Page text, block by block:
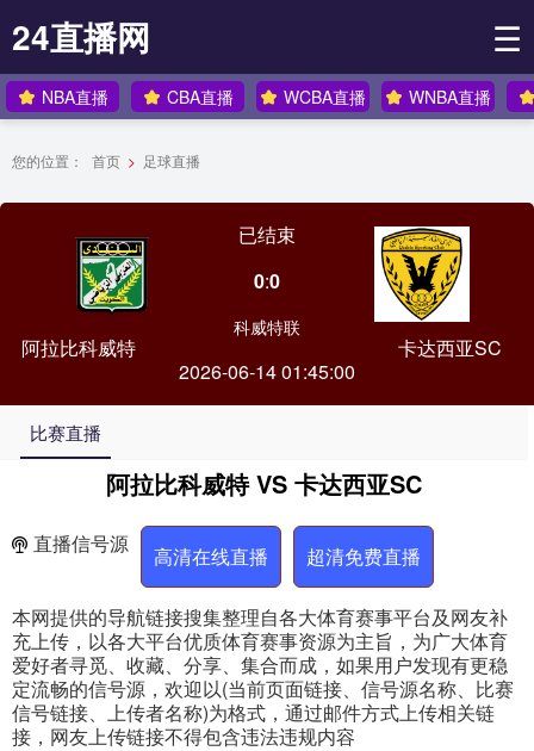
24直播网 ☰
NBA直播 CBA直播 WCBA直播 WNBA直播
您的位置： 首页 > 足球直播
阿拉比科威特
已结束
0:0
科威特联
2026-06-14 01:45:00
卡达西亚SC
比赛直播
阿拉比科威特 VS 卡达西亚SC
直播信号源 高清在线直播 超清免费直播
本网提供的导航链接搜集整理自各大体育赛事平台及网友补
充上传，以各大平台优质体育赛事资源为主旨，为广大体育
爱好者寻觅、收藏、分享、集合而成，如果用户发现有更稳
定流畅的信号源，欢迎以(当前页面链接、信号源名称、比赛
信号链接、上传者名称)为格式，通过邮件方式上传相关链
接，网友上传链接不得包含违法违规内容